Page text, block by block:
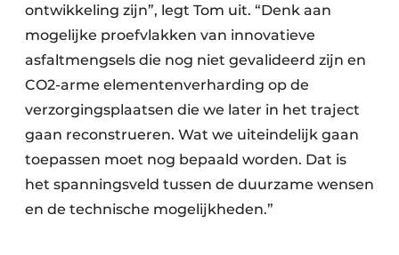
ontwikkeling zijn”, legt Tom uit. “Denk aan
mogelijke proefvlakken van innovatieve
asfaltmengsels die nog niet gevalideerd zijn en
CO2-arme elementenverharding op de
verzorgingsplaatsen die we later in het traject
gaan reconstrueren. Wat we uiteindelijk gaan
toepassen moet nog bepaald worden. Dat is
het spanningsveld tussen de duurzame wensen
en de technische mogelijkheden.”